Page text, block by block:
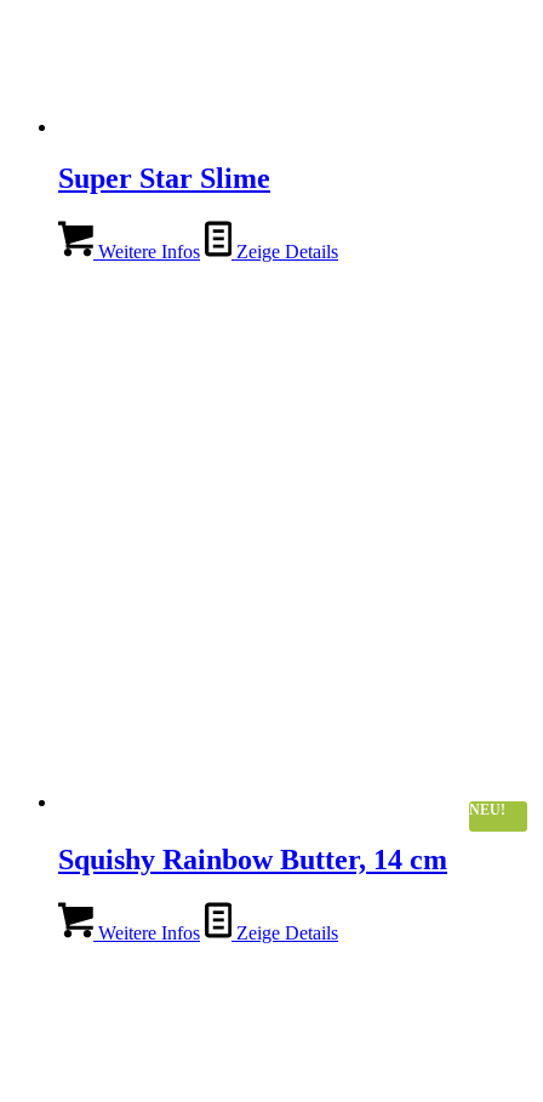
Super Star Slime
Weitere Infos Zeige Details
NEU!
Squishy Rainbow Butter, 14 cm
Weitere Infos Zeige Details